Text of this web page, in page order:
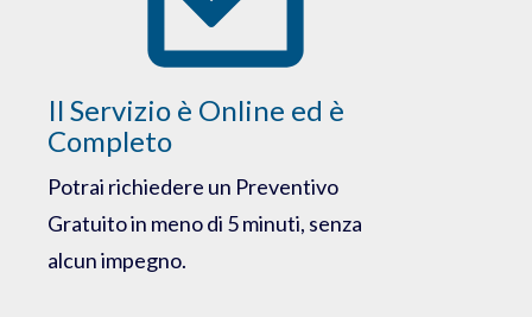
Il Servizio è Online ed è
Completo
Potrai richiedere un Preventivo
Gratuito in meno di 5 minuti, senza
alcun impegno.